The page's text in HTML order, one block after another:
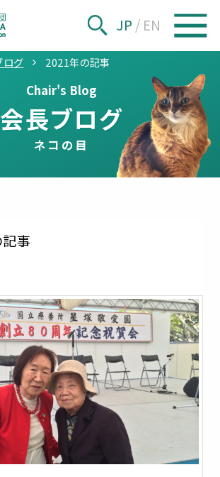
JP / EN
ログ 2021年の記事
Chair's Blog
会長ブログ
ネコの目
事